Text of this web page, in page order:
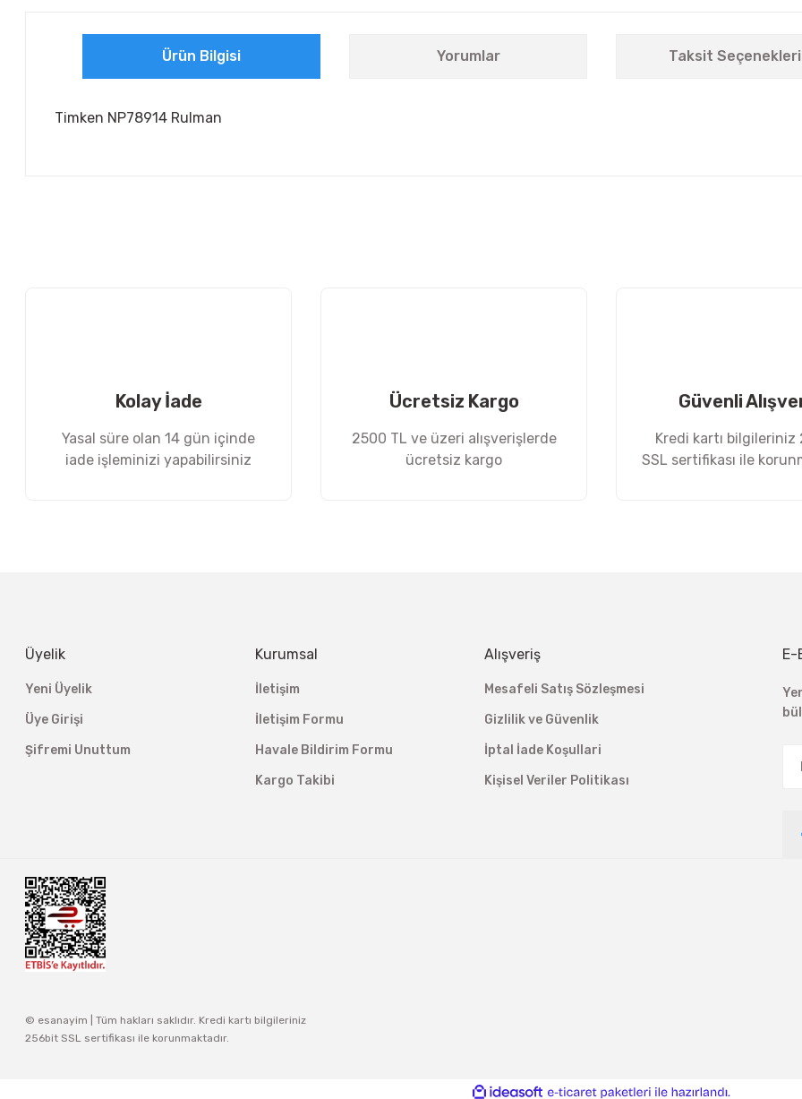
Ürün Bilgisi Yorumlar Taksit Seçenekleri
Timken NP78914 Rulman
Kolay İade
Yasal süre olan 14 gün içinde
iade işleminizi yapabilirsiniz
Ücretsiz Kargo
2500 TL ve üzeri alışverişlerde
ücretsiz kargo
Güvenli
Kredi kartı bilgileriniz
SSL sertifikası ile
Üyelik
Yeni Üyelik
Üye Girişi
Şifremi Unuttum
Kurumsal
İletişim
İletişim Formu
Havale Bildirim Formu
Kargo Takibi
Alışveriş
Mesafeli Satış Sözleşmesi
Gizlilik ve Güvenlik
İptal İade Koşullari
Kişisel Veriler Politikası
E-
© esanayim | Tüm hakları saklıdır. Kredi kartı bilgileriniz
256bit SSL sertifikası ile korunmaktadır.
ideasoft e-